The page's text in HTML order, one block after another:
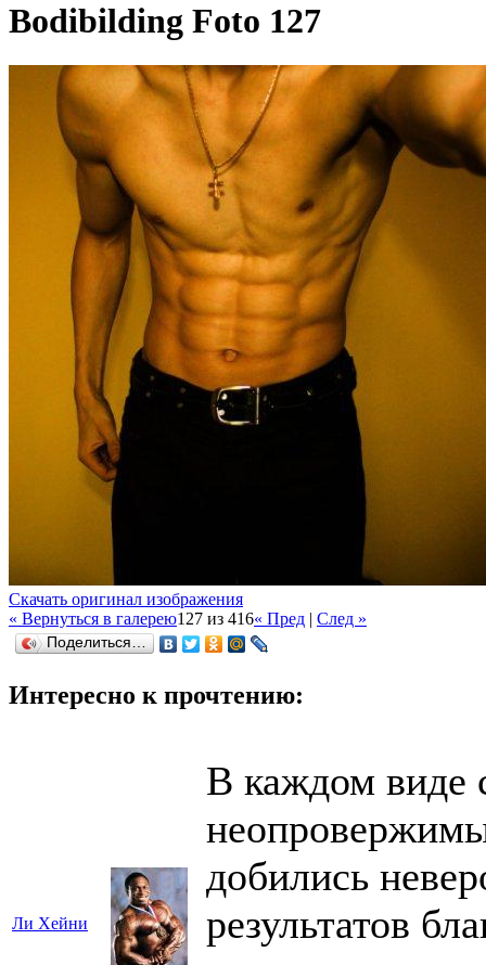
Bodibilding Foto 127
Скачать оригинал изображения
« Вернуться в галерею127 из 416« Пред | След »
Поделиться…
Интересно к прочтению:
Ли Хейни
В каждом виде
добились
результатов